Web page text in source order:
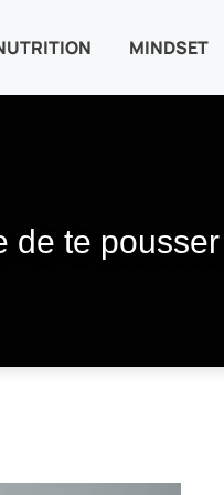
MINDSET
de te